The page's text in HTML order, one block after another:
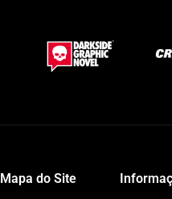
Mapa do Site